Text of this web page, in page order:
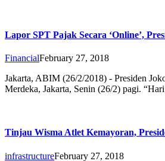
Lapor SPT Pajak Secara ‘Online’,
FinancialFebruary 27, 2018
Jakarta, ABIM (26/2/2018) - Presiden
Merdeka, Jakarta, Senin (26/2) pagi.
Tinjau Wisma Atlet Kemayoran,
infrastructureFebruary 27, 2018